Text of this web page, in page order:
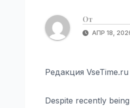
От
АПР 18,
Редакция
Despite recently